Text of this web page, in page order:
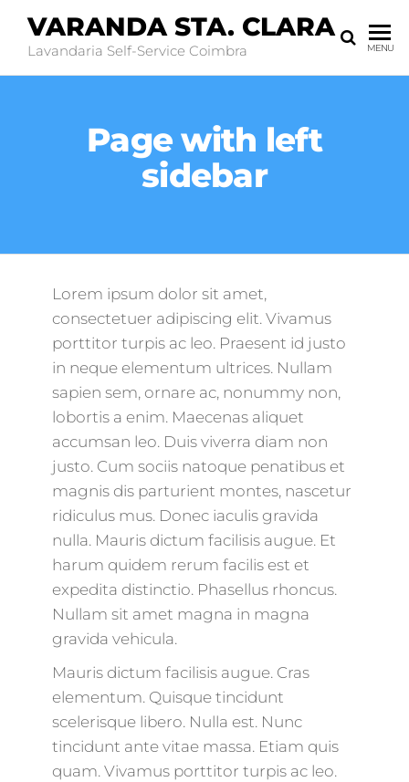
VARANDA STA. CLARA
Lavandaria Self-Service Coimbra MENU
Page with left
sidebar
Lorem ipsum dolor sit amet,
consectetuer adipiscing elit. Vivamus
porttitor turpis ac leo. Praesent id justo
in neque elementum ultrices. Nullam
sapien sem, ornare ac, nonummy non,
lobortis a enim. Maecenas aliquet
accumsan leo. Duis viverra diam non
justo. Cum sociis natoque penatibus et
magnis dis parturient montes, nascetur
ridiculus mus. Donec iaculis gravida
nulla. Mauris dictum facilisis augue. Et
harum quidem rerum facilis est et
expedita distinctio. Phasellus rhoncus.
Nullam sit amet magna in magna
gravida vehicula.
Mauris dictum facilisis augue. Cras
elementum. Quisque tincidunt
scelerisque libero. Nulla est. Nunc
tincidunt ante vitae massa. Etiam quis
quam. Vivamus porttitor turpis ac leo.